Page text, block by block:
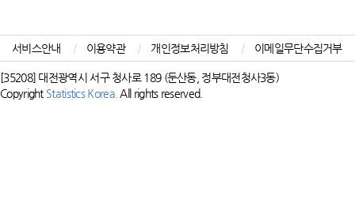
서비스안내 이용약관 | 개인정보처리방침 | 이메일무단수집거부
[35208] 대전광역시 서구 청사로 189 (둔산동, 정부대전청사3동)
Copyright Statistics Korea. All rights reserved.